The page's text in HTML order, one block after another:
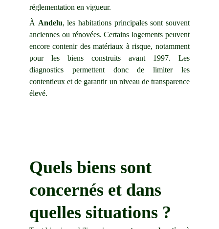
réglementation en vigueur.
À Andelu, les habitations principales sont souvent
anciennes ou rénovées. Certains logements peuvent
encore contenir des matériaux à risque, notamment
pour les biens construits avant 1997. Les
diagnostics permettent donc de limiter les
contentieux et de garantir un niveau de transparence
élevé.
Quels biens sont
concernés et dans
quelles situations ?